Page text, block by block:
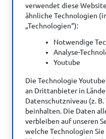
Captcha*:
Verwenden Sie
DVE-
verwendet diese
ähnliche Technologien
„Technologien“):
Notwendige
Analyse-
Youtube
Die Technologie
an Drittanbieter in
Datenschutzniveau (z.
beinhalten. Die Daten
verbleiben auf unseren
welche Technologien